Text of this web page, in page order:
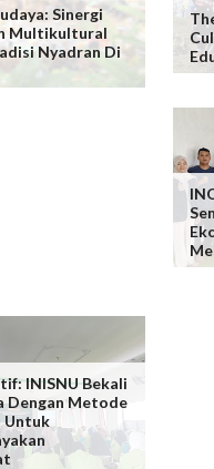
Sinergi
Multikultural
Nyadran Di
INISNU Bekali
Dengan Metode
Untuk